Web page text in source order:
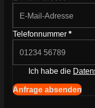
Telefonnummer *
Ich habe die
Navigation (Kopie)
Anfrage absenden